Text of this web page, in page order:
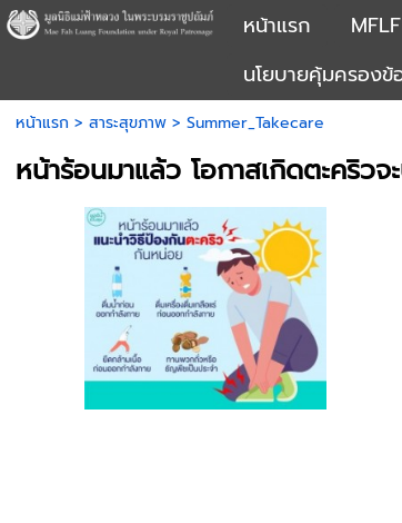
หน้าแรก
นโยบายคุ้มครอง
หน้าแรก > สาระสุขภาพ> Summer_Takecare
หน้าร้อนมาแล้ว โอกาสเกิดตะคริว